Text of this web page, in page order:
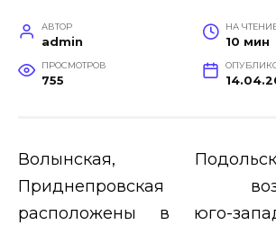
АВТОР
admin
НА
10 мин
ПРОСМОТРОВ
755
Волынская,
Приднепровская
расположены в юго-